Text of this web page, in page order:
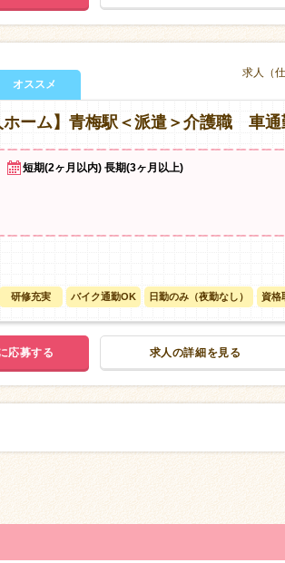
求人（仕
オススメ
ホーム】青梅駅＜派遣＞介護職 車通
短期(2ヶ月以内) 長期(3ヶ月以上)
研修充実 バイク通勤OK 日勤のみ（夜勤なし） 資格
応募する 求人の詳細を見る